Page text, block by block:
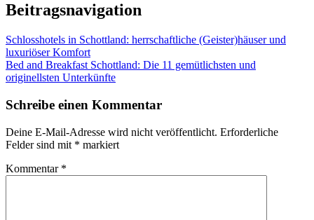
Beitragsnavigation
Schlosshotels in Schottland: herrschaftliche (Geister)häuser und
luxuriöser Komfort
Bed and Breakfast Schottland: Die 11 gemütlichsten und
originellsten Unterkünfte
Schreibe einen Kommentar
Deine E-Mail-Adresse wird nicht veröffentlicht. Erforderliche
Felder sind mit * markiert
Kommentar *